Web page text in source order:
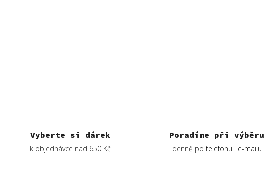
Vyberte si dárek
k objednávce nad 650 Kč
Poradíme při výběru
denně po telefonu i e-mailu